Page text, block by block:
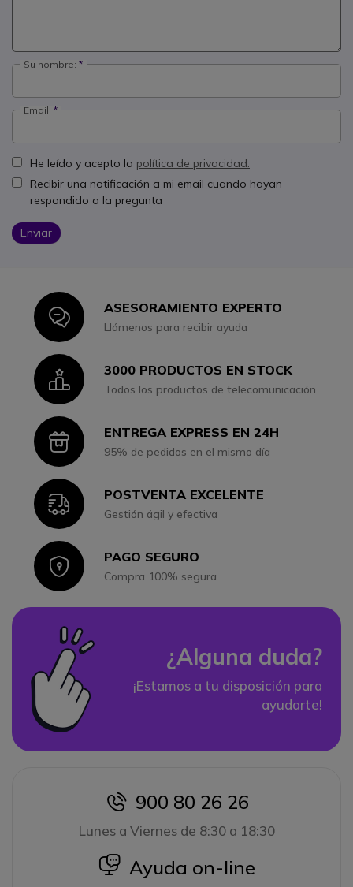
Su nombre:
Email:
He leído y acepto la política de privacidad.
Recibir una notificación a mi email cuando hayan
respondido a la pregunta
Enviar
IconASESORAMIENTO EXPERTO
Llámenos para recibir ayuda
Icon3000 PRODUCTOS EN STOCK
Todos los productos de telecomunicación
IconENTREGA EXPRESS EN 24H
95% de pedidos en el mismo día
IconPOSTVENTA EXCELENTE
Gestión ágil y efectiva
IconPAGO SEGURO
Compra 100% segura
¿Alguna duda?
¡Estamos a tu disposición para
ayudarte!
icon
900 80 26 26
Lunes a Viernes de 8:30 a 18:30
icon
Ayuda on-line